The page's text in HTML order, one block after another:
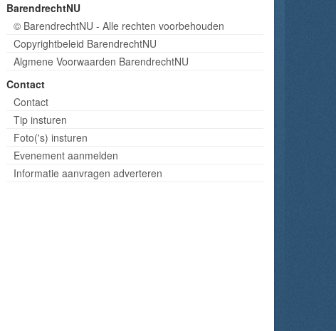
BarendrechtNU
© BarendrechtNU - Alle rechten voorbehouden
Copyrightbeleid BarendrechtNU
Algmene Voorwaarden BarendrechtNU
Contact
Contact
Tip insturen
Foto('s) insturen
Evenement aanmelden
Informatie aanvragen adverteren